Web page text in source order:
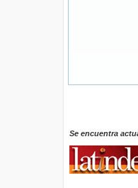
Se encuentra